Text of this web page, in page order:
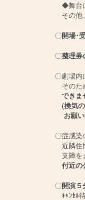
◆舞台
その他
〇開場･
〇整理券
〇劇場内
そのた
できま
(換気
お願
〇症感染
近隣住
支障を
付近の
〇開演５
ｷｬﾝｾﾙ